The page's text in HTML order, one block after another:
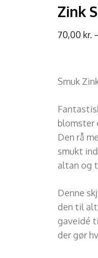
Zink
70,00 kr.
Smuk
blomster
Den rå
smukt
altan og
Denne
den til alt
gaveidé
der gør